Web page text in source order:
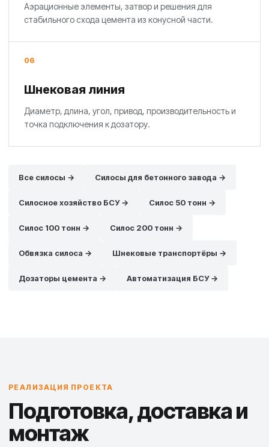
Аэрационные элементы, затвор и решения для
стабильного схода цемента из конусной части.
06
Шнековая линия
Диаметр, длина, угол, привод, производительность и
точка подключения к дозатору.
Все силосы → Силосы для бетонного завода →
Силосное хозяйство БСУ → Силос 50 тонн →
Силос 100 тонн → Силос 200 тонн →
Обвязка силоса → Шнековые транспортёры →
Дозаторы цемента → Автоматизация БСУ →
РЕАЛИЗАЦИЯ ПРОЕКТА
Подготовка, доставка и
монтаж